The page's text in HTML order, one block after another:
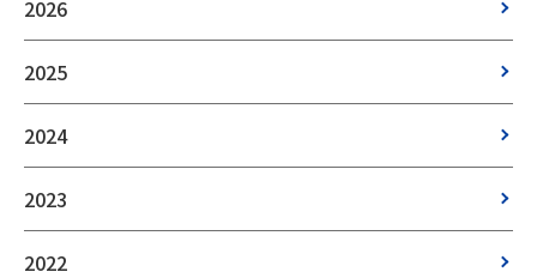
2026
2025
2024
2023
2022